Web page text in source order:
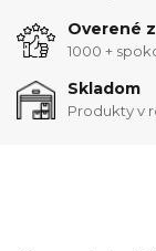
Overené
1000 +
Skladom
Produkty v